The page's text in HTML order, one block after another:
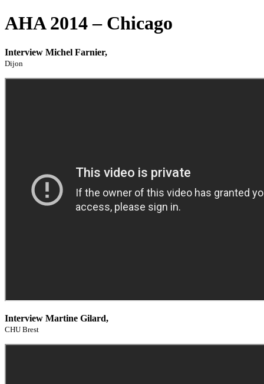
AHA 2014 – Chicago
Interview Michel Farnier,
Dijon
Interview Martine Gilard,
CHU Brest